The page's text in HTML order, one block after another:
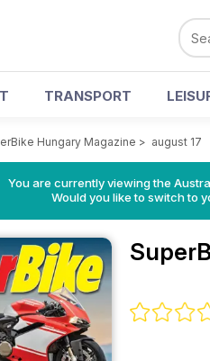
TRANSPORT
Hungary Magazine > august 17
You are currently viewing the
Would you like to switch to